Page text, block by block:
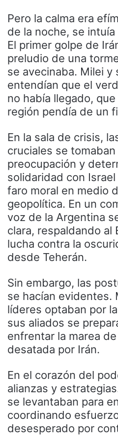
Pero la calma era
de la noche, se
El primer golpe de
preludio de una
se avecinaba. Milei y
entendían que el
no había llegado,
región pendía de un
En la sala de crisis,
cruciales se
preocupación y
solidaridad con
faro moral en medio
geopolítica. En un
voz de la Argentina
clara, respaldando al
lucha contra la
desde Teherán.
Sin embargo, las
se hacían evidentes.
líderes optaban por
sus aliados se
enfrentar la marea
desatada por Irán.
En el corazón del
alianzas y
se levantaban para
coordinando
desesperado por